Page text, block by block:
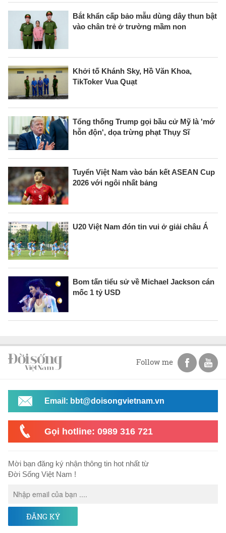
Bắt khẩn cấp bảo mẫu dùng dây thun bật
vào chân trẻ ở trường mầm non
Khởi tố Khánh Sky, Hồ Văn Khoa,
TikToker Vua Quạt
Tổng thống Trump gọi bầu cử Mỹ là 'mớ
hỗn độn', dọa trừng phạt Thụy Sĩ
Tuyển Việt Nam vào bán kết ASEAN Cup
2026 với ngôi nhất bảng
U20 Việt Nam đón tin vui ở giải châu Á
Bom tấn tiểu sử về Michael Jackson cán
mốc 1 tỷ USD
Follow me
Email: bbt@doisongvietnam.vn
Gọi hotline: 0989 316 721
Mời bạn đăng ký nhận thông tin hot nhất từ
Đời Sống Việt Nam !
ĐĂNG KÝ